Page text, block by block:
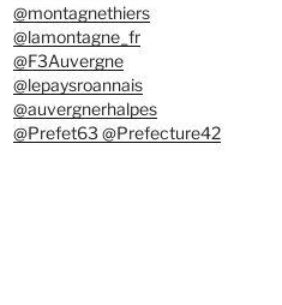
@montagnethiers
@lamontagne_fr
@F3Auvergne
@lepaysroannais
@auvergnerhalpes
@Prefet63 @Prefecture42